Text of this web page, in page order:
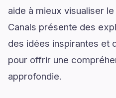
aide à mieux visualiser
Canals présente des
des idées inspirantes et
pour offrir une
approfondie.